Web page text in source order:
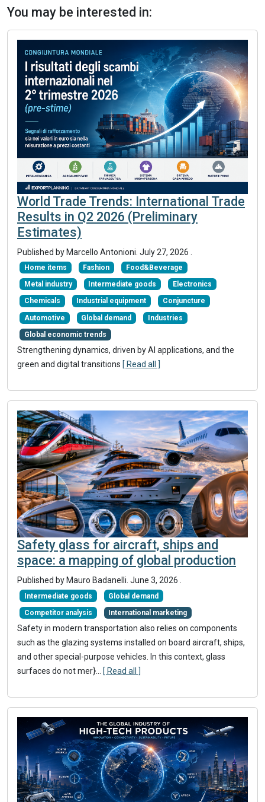
You may be interested in:
World Trade Trends: International Trade
Results in Q2 2026 (Preliminary
Estimates)
Published byMarcello Antonioni July 27, 2026
Home items Fashion Food&Beverage
Metal industry Intermediate goods Electronics
Chemicals Industrial equipment Conjuncture
Automotive Global demand Industries
Global economic trends
Strengthening dynamics, driven by AI applications, and the
green and digital transitions [ Read all ]
Safety glass for aircraft, ships and
space: a mapping of global production
Published by Mauro Badanelli. June 3, 2026 .
Intermediate goods Global demand
Competitor analysis International marketing
Safety in modern transportation also relies on components
such as the glazing systems installed on board aircraft, ships,
and other special-purpose vehicles. In this context, glass
surfaces do not mer}
[ Read all ]